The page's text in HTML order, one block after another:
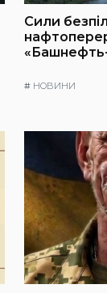
Сили
# НОВИНИ